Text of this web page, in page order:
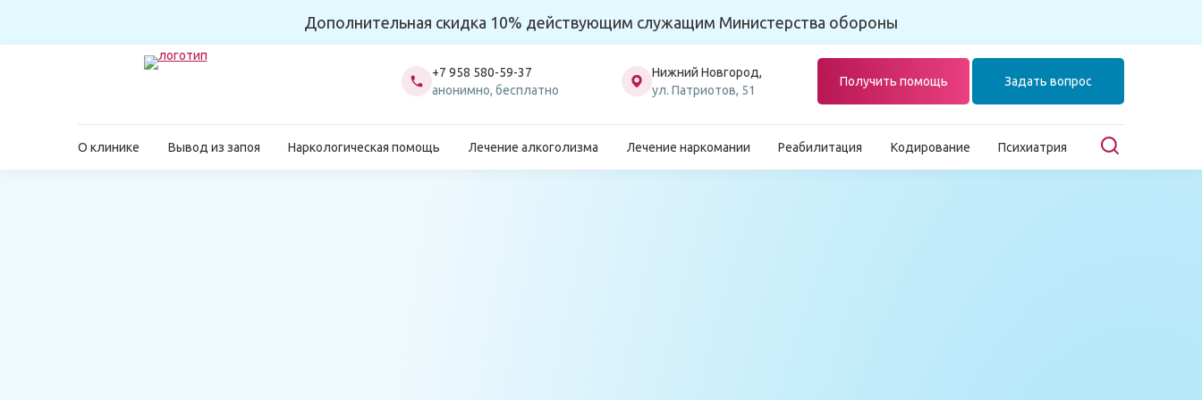
Дополнительная скидка 10% действующим служащим Министерства обороны
+7 958 580-59-37
анонимно, бесплатно
Нижний Новгород,
ул. Патриотов, 51
Получить помощь Задать вопрос
О клинике Вывод из запоя Наркологическая помощь Лечение алкоголизма Лечение наркомании Реабилитация Кодирование Психиатрия